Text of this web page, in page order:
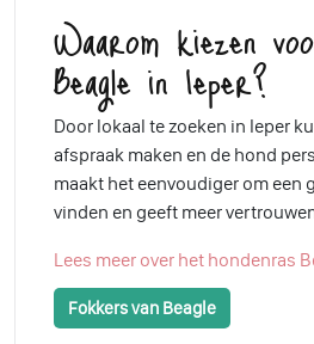
Waarom kiezen
Beagle in Ieper?
Door lokaal te zoeken in Ieper
afspraak maken en de hond
maakt het eenvoudiger om een
vinden en geeft meer
Lees meer over het hondenras
Fokkers van Beagle